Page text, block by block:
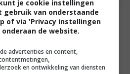
9 een compleet
de wederopstanding van
klap en eindigt wereldwijd
'Morbius'
je cookie instellingen
gebruik van onderstaande
of via 'Privacy instellingen
de website.
advertenties en content,
en ontwikkeling van diensten